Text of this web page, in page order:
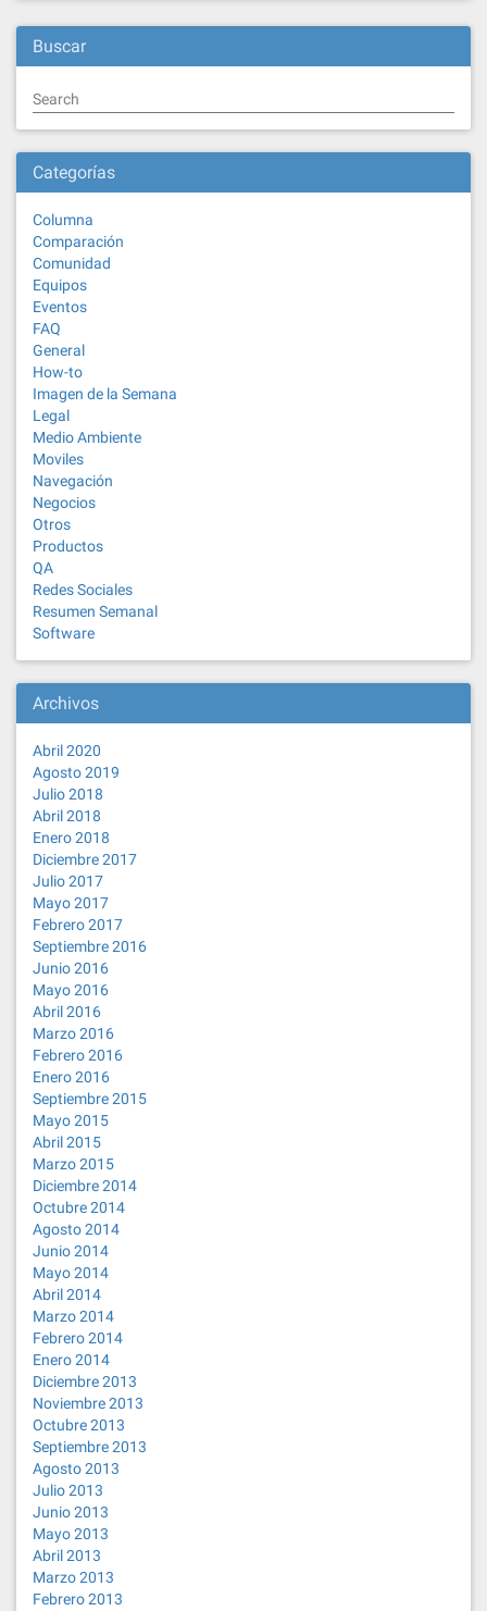
Buscar
Search
Categorías
Columna
Comparación
Comunidad
Equipos
Eventos
FAQ
General
How-to
Imagen de la Semana
Legal
Medio Ambiente
Moviles
Navegación
Negocios
Otros
Productos
QA
Redes Sociales
Resumen Semanal
Software
Archivos
Abril 2020
Agosto 2019
Julio 2018
Abril 2018
Enero 2018
Diciembre 2017
Julio 2017
Mayo 2017
Febrero 2017
Septiembre 2016
Junio 2016
Mayo 2016
Abril 2016
Marzo 2016
Febrero 2016
Enero 2016
Septiembre 2015
Mayo 2015
Abril 2015
Marzo 2015
Diciembre 2014
Octubre 2014
Agosto 2014
Junio 2014
Mayo 2014
Abril 2014
Marzo 2014
Febrero 2014
Enero 2014
Diciembre 2013
Noviembre 2013
Octubre 2013
Septiembre 2013
Agosto 2013
Julio 2013
Junio 2013
Mayo 2013
Abril 2013
Marzo 2013
Febrero 2013